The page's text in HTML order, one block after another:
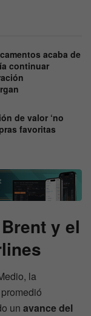
acaba de
continuar
de valor ‘no
favoritas
y el
la
un avance del